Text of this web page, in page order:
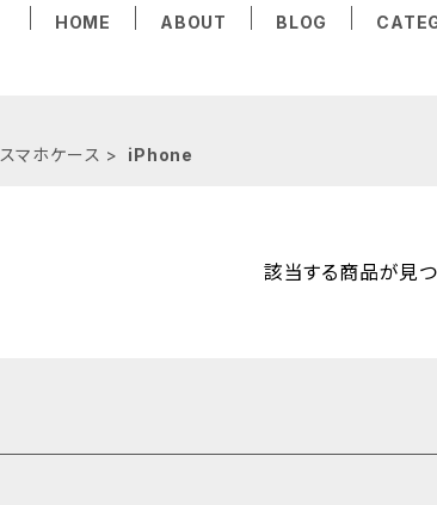
HOME ABOUT BLOG
スマホケース iPhone
該当する商品が見つ